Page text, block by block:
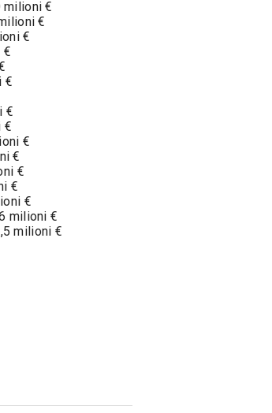
milioni €
€
€
€
€
€
€
€
€
€
€
€
milioni €
milioni €